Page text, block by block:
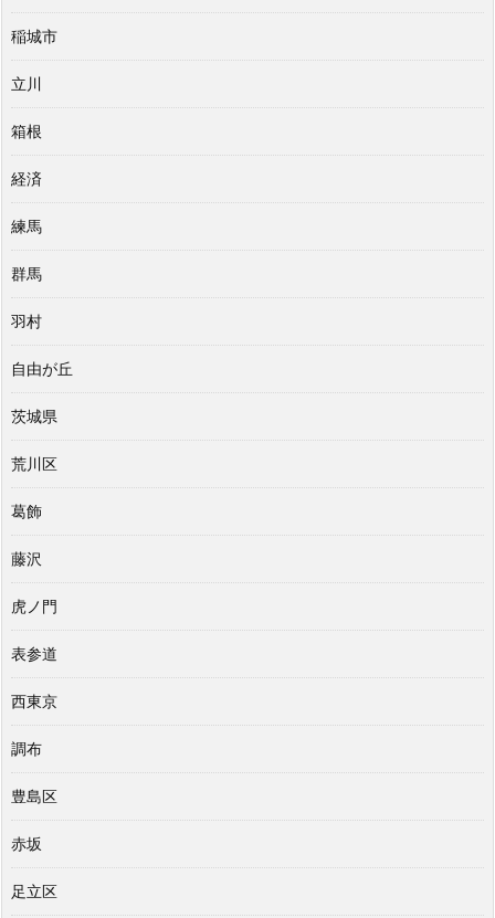
稲城市
立川
箱根
経済
練馬
群馬
羽村
自由が丘
茨城県
荒川区
葛飾
藤沢
虎ノ門
表参道
西東京
調布
豊島区
赤坂
足立区